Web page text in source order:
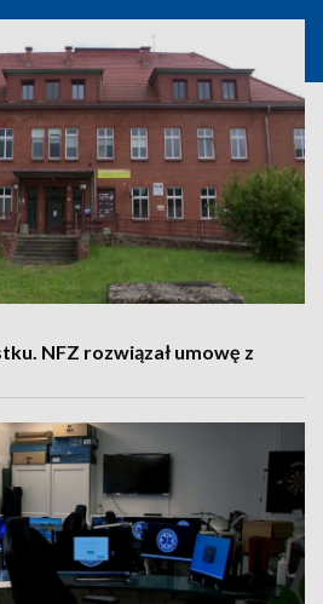
NFZ rozwiązał umowę z